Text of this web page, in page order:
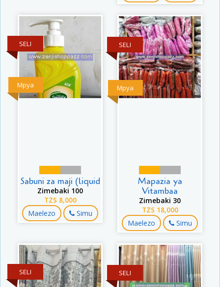
Mpya
SELI
Sabuni za maji (liquid
Zimebaki 100
TZS 8,000
Maelezo Simu
Mpya
SELI
Mapazia ya
Vitambaa
Zimebaki 30
TZS 18,000
Maelezo Simu
SELI SELI